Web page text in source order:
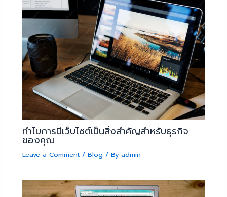
ทำไมการมีเว็บไซต์เป็นสิ่งสำคัญสำหรับธุรกิจ
ของคุณ
Leave a Comment /Blog / Byadmin